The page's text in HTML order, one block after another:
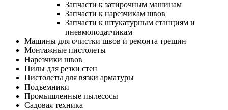
Запчасти к затирочным машинам
Запчасти к нарезчикам швов
Запчасти к штукатурным станциям и
пневмоподатчикам
Машины для очистки швов и ремонта трещин
Монтажные пистолеты
Нарезчики швов
Пилы для резки стен
Пистолеты для вязки арматуры
Подъемники
Промышленные пылесосы
Садовая техника